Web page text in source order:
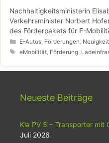
Nachhaltigkeitsministerin
Verkehrsminister Norbert
des Förderpakets für E-
Kategorien
E-Autos, Förderungen,
Schlagwörter
eMobilität, Förderung,
Neueste Beiträge
Kia PV 5 – Transporter mit
Juli 2026